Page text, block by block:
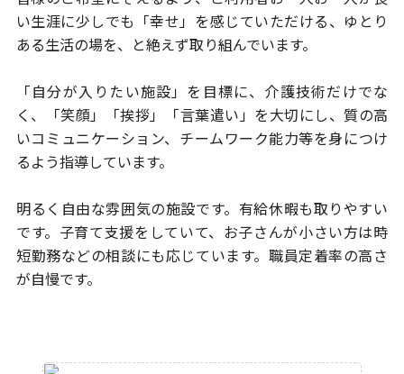
い生涯に少しでも「幸せ」を感じていただける、ゆとり
ある生活の場を、 と絶えず取り組んでいます。
「自分が入りたい施設」を目標に、介護技術だけでな
く、「笑顔」
「挨拶」「言葉遣い」を大切にし、質の高
いコミュニケーション、 チームワーク能力等を身につけ
るよう指導しています。
明るく自由な雰囲気の施設です。有給休暇も取りやすい
です。 子育て支援をしていて、お子さんが小さい方は時
短勤務などの相談にも応じています。職員定着率の高さ
が自慢です。